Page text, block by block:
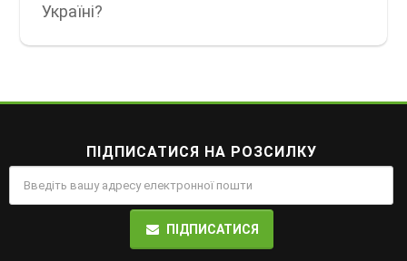
Україні?
ПІДПИСАТИСЯ НА РОЗСИЛКУ
ПІДПИСАТИСЯ